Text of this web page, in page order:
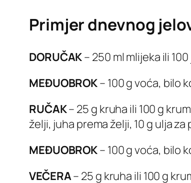
Primjer dnevnog
DORUČAK– 250 ml mlijeka ili
MEĐUOBROK– 100 g voća, bilo
RUČAK– 25 g kruha ili 100 g
želji, juha prema želji, 10 g ulja
MEĐUOBROK– 100 g voća, bilo
VEČERA– 25 g kruha ili 100 g